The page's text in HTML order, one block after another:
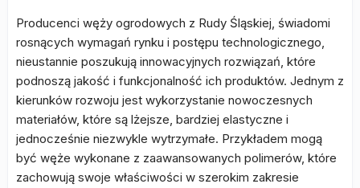
Producenci węży ogrodowych z Rudy Śląskiej, świadomi
rosnących wymagań rynku i postępu technologicznego,
nieustannie poszukują innowacyjnych rozwiązań, które
podnoszą jakość i funkcjonalność ich produktów. Jednym z
kierunków rozwoju jest wykorzystanie nowoczesnych
materiałów, które są lżejsze, bardziej elastyczne i
jednocześnie niezwykle wytrzymałe. Przykładem mogą
być węże wykonane z zaawansowanych polimerów, które
zachowują swoje właściwości w szerokim zakresie